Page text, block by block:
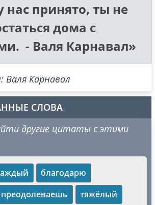
нас принято, ты не
дома с
- Валя Карнавал»
Карнавал
СЛОВА
другие цитаты с этими
благодарю
преодолеваешь
тяжёлый